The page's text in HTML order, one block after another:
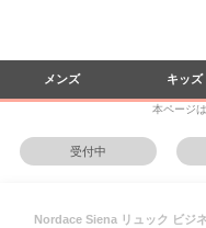
メンズ キッズ
本ページ
受付中
Nordace Siena リュック ビジ